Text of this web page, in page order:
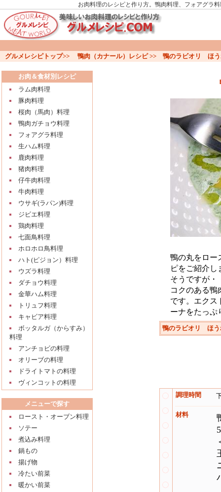
お肉料理のレシピと作り方。鴨肉料理、フォアグラ
グルメレシピトップ>> 鴨肉（カナール）レシピ >> 鴨のラビオリ ほう
お肉＆食材別レシピ
ラム肉料理
豚肉料理
桜肉（馬肉）料理
鴨肉ガチョウ料理
フォアグラ料理
生ハム料理
鹿肉料理
猪肉料理
仔牛肉料理
牛肉料理
ウサギ(ラパン)料理
ジビエ料理
鶏肉料理
七面鳥料理
ホロホロ鳥料理
ハト(ピジョン）料理
ウズラ料理
ダチョウ料理
金華ハム料理
トリュフ料理
キャビア料理
ボッタルガ（からすみ）
料理
アンチョビの料理
オリーブの料理
ドライトマトの料理
ヴィンコットの料理
メニューで探す
ロースト・オーブン料理
ソテー
煮込み料理
鍋もの
揚げ物
冷たい前菜
暖かい前菜
鴨の丸をロー
ピをご紹介
そうですが・
コクのある鴨
です。エクス
ーナをたっぷ
鴨のラビオリ ほう
調理時間
材料